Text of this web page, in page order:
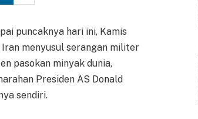
puncaknya hari ini, Kamis
menyusul serangan militer
pasokan minyak dunia,
Presiden AS Donald
sendiri.